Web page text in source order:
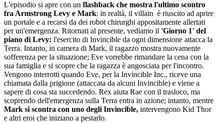
L'episodio si apre con un flashback che mostra l'ultimo scontro
fra Armstrong Levy e Mark: in realtà, il villain è riuscito ad aprire
un portale e a recarsi da dei robot chirurghi appositamente allertati
per un'emergenza. Ritornati al presente, vediamo il 'Giorno 1' del
piano di Levy: l'esercito di Invincible da ogni dimensione attacca la
Terra. Intanto, in camera di Mark, il ragazzo mostra nuovamente
sofferenza per la situazione; Eve vorrebbe rimandare la cena con la
sua famiglia e si scopre che la ragazza è angosciata per l'incontro.
Vengono interrotti quando Eve, per la Invincible Inc., riceve una
chiamata dalla prigione (attaccata da alcuni Invincible) e viene a
sapere di cosa sta succedendo. Rex aiuta Rae con il trasloco, ma
scoprendo dell'emergenza sulla Terra entra in azione; intanto, mentre
Mark si scontra con uno degli Invincible, intervengono Kid Thor
e altri eroi che iniziano a pestarlo.